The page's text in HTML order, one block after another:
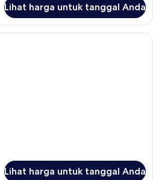
Lihat harga untuk tanggal Anda
Kamar Double Ekonomi | Brankas,
Lihat harga untuk tanggal Anda